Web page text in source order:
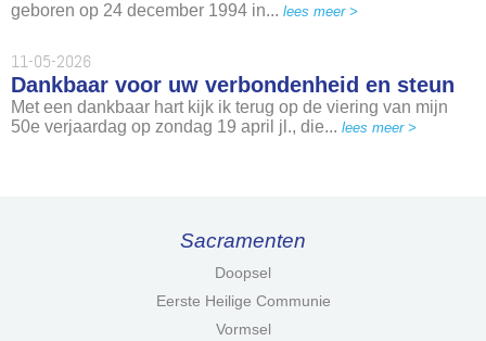
geboren op 24 december 1994 in... lees meer >
11-05-2026
Dankbaar voor uw verbondenheid en steun
Met een dankbaar hart kijk ik terug op de viering van mijn
50e verjaardag op zondag 19 april jl., die... lees meer >
Sacramenten
Doopsel
Eerste Heilige Communie
Vormsel